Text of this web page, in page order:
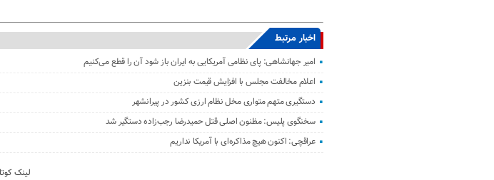
اخبار مرتبط
امیر جهانشاهی: پای نظامی آمریکایی به ایران باز شود آن را قطع می‌کنیم
اعلام مخالفت مجلس با افزایش قیمت بنزین
دستگیری متهم متواری مخل نظام ارزی کشور در پیرانشهر
سخنگوی پلیس: مظنون اصلی قتل حمیدرضا رجب‌زاده دستگیر شد
عراقچی: اکنون هیچ مذاکره‌ای با آمریکا نداریم
لینک